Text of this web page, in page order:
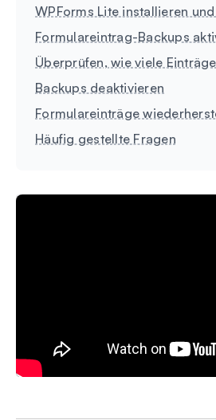
WPForms Lite installieren
Formulareintrag-Backups
Überprüfen, wie viele
Backups deaktivieren
Formulareinträge
Häufig gestellte Fragen